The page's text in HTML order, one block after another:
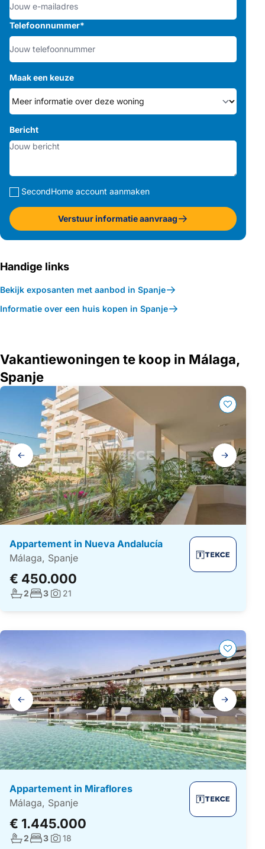
Telefoonnummer*
Maak een keuze
Bericht
SecondHome account aanmaken
Verstuur informatie aanvraag
Handige links
Bekijk exposanten met aanbod in Spanje
Informatie over een huis kopen in Spanje
Vakantiewoningen te koop in Málaga,
Spanje
Galerij
navigatie
Appartement in Nueva Andalucía
Málaga, Spanje
€ 450.000
Aantal badkamers:
2Aantal slaapkamers:
3Foto's:
21
Galerij
navigatie
Appartement in Miraflores
Málaga, Spanje
€ 1.445.000
Aantal badkamers:
2Aantal slaapkamers:
3Foto's:
18